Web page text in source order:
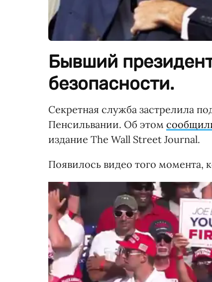
Бывший
безопасности.
Секретная служба застрелила
Пенсильвании. Об этом
издание The Wall Street Journal.
Появилось видео того момента,